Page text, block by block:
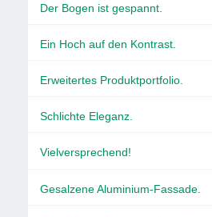
Der Bogen ist gespannt.
Ein Hoch auf den Kontrast.
Erweitertes Produktportfolio.
Schlichte Eleganz.
Vielversprechend!
Gesalzene Aluminium-Fassade.